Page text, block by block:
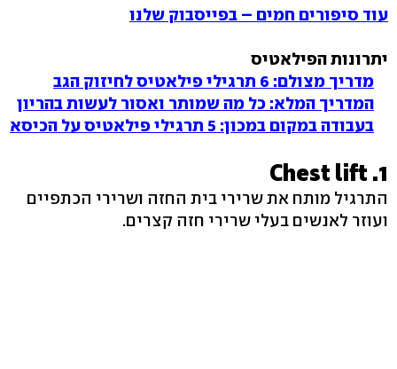
עוד סיפורים חמים – בפייסבוק שלנו
יתרונות הפילאטיס
מדריך מצולם: 6 תרגילי פילאטיס לחיזוק הגב
המדריך המלא: כל מה שמותר ואסור לעשות בהריון
בעבודה במקום במכון: 5 תרגילי פילאטיס על הכיסא
1. Chest lift
התרגיל מותח את שרירי בית החזה ושרירי הכתפיים
ועוזר לאנשים בעלי שרירי חזה קצרים.